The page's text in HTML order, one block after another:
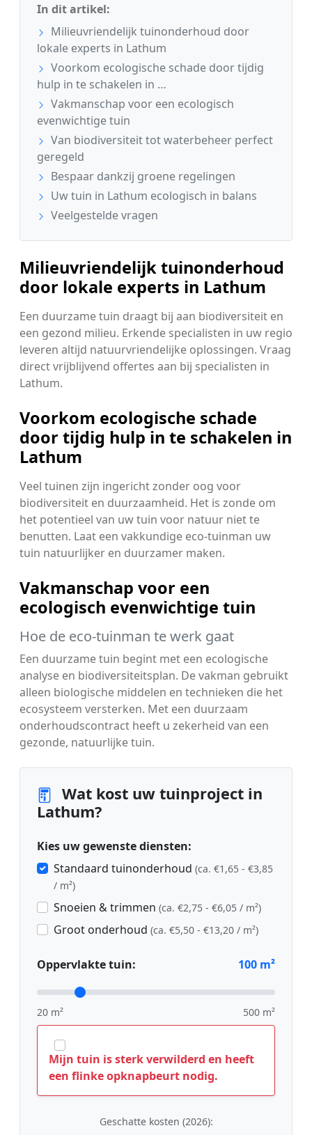
In dit artikel:
Milieuvriendelijk tuinonderhoud door
lokale experts in Lathum
Voorkom ecologische schade door tijdig
hulp in te schakelen in …
Vakmanschap voor een ecologisch
evenwichtige tuin
Van biodiversiteit tot waterbeheer perfect
geregeld
Bespaar dankzij groene regelingen
Uw tuin in Lathum ecologisch in balans
Veelgestelde vragen
Milieuvriendelijk tuinonderhoud
door lokale experts in Lathum
Een duurzame tuin draagt bij aan biodiversiteit en
een gezond milieu. Erkende specialisten in uw regio
leveren altijd natuurvriendelijke oplossingen. Vraag
direct vrijblijvend offertes aan bij specialisten in
Lathum.
Voorkom ecologische schade
door tijdig hulp in te schakelen in
Lathum
Veel tuinen zijn ingericht zonder oog voor
biodiversiteit en duurzaamheid. Het is zonde om
het potentieel van uw tuin voor natuur niet te
benutten. Laat een vakkundige eco-tuinman uw
tuin natuurlijker en duurzamer maken.
Vakmanschap voor een
ecologisch evenwichtige tuin
Hoe de eco-tuinman te werk gaat
Een duurzame tuin begint met een ecologische
analyse en biodiversiteitsplan. De vakman gebruikt
alleen biologische middelen en technieken die het
ecosysteem versterken. Met een duurzaam
onderhoudscontract heeft u zekerheid van een
gezonde, natuurlijke tuin.
Wat kost uw tuinproject in
Lathum?
Kies uw gewenste diensten:
Standaard tuinonderhoud (ca. €1,65 - €3,85
/ m²)
Snoeien & trimmen (ca. €2,75 - €6,05 / m²)
Groot onderhoud (ca. €5,50 - €13,20 / m²)
Oppervlakte tuin: 100 m²
20 m² 500 m²
Mijn tuin is sterk verwilderd en heeft
een flinke opknapbeurt nodig.
Geschatte kosten (2026):